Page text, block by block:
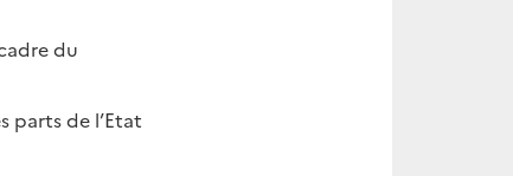
du
parts de l’Etat